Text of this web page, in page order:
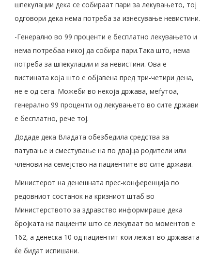
шпекулации дека се собираат пари за лекувањето, тој
одговори дека нема потреба за изнесување невистини.
-Генерално во 99 проценти е бесплатно лекувањето и
нема потребаа никој да собира пари.Така што, нема
потреба за шпекулации и за невистини. Ова е
вистината која што е објавена пред три-четири дена,
не е од сега. Можеби во некоја држава, меѓутоа,
генерално 99 проценти од лекувањето во сите држави
е бесплатно, рече тој.
Додаде дека Владата обезбедила средства за
патување и сместување на по двајца родители или
членови на семејство на пациентите во сите држави.
Министерот на денешната прес-конференција по
редовниот состанок на кризниот штаб во
Министерството за здравство информираше дека
бројката на пациенти што се лекуваат во моментов е
162, а денеска 10 од пациентит кои лежат во државата
ќе бидат испишани.